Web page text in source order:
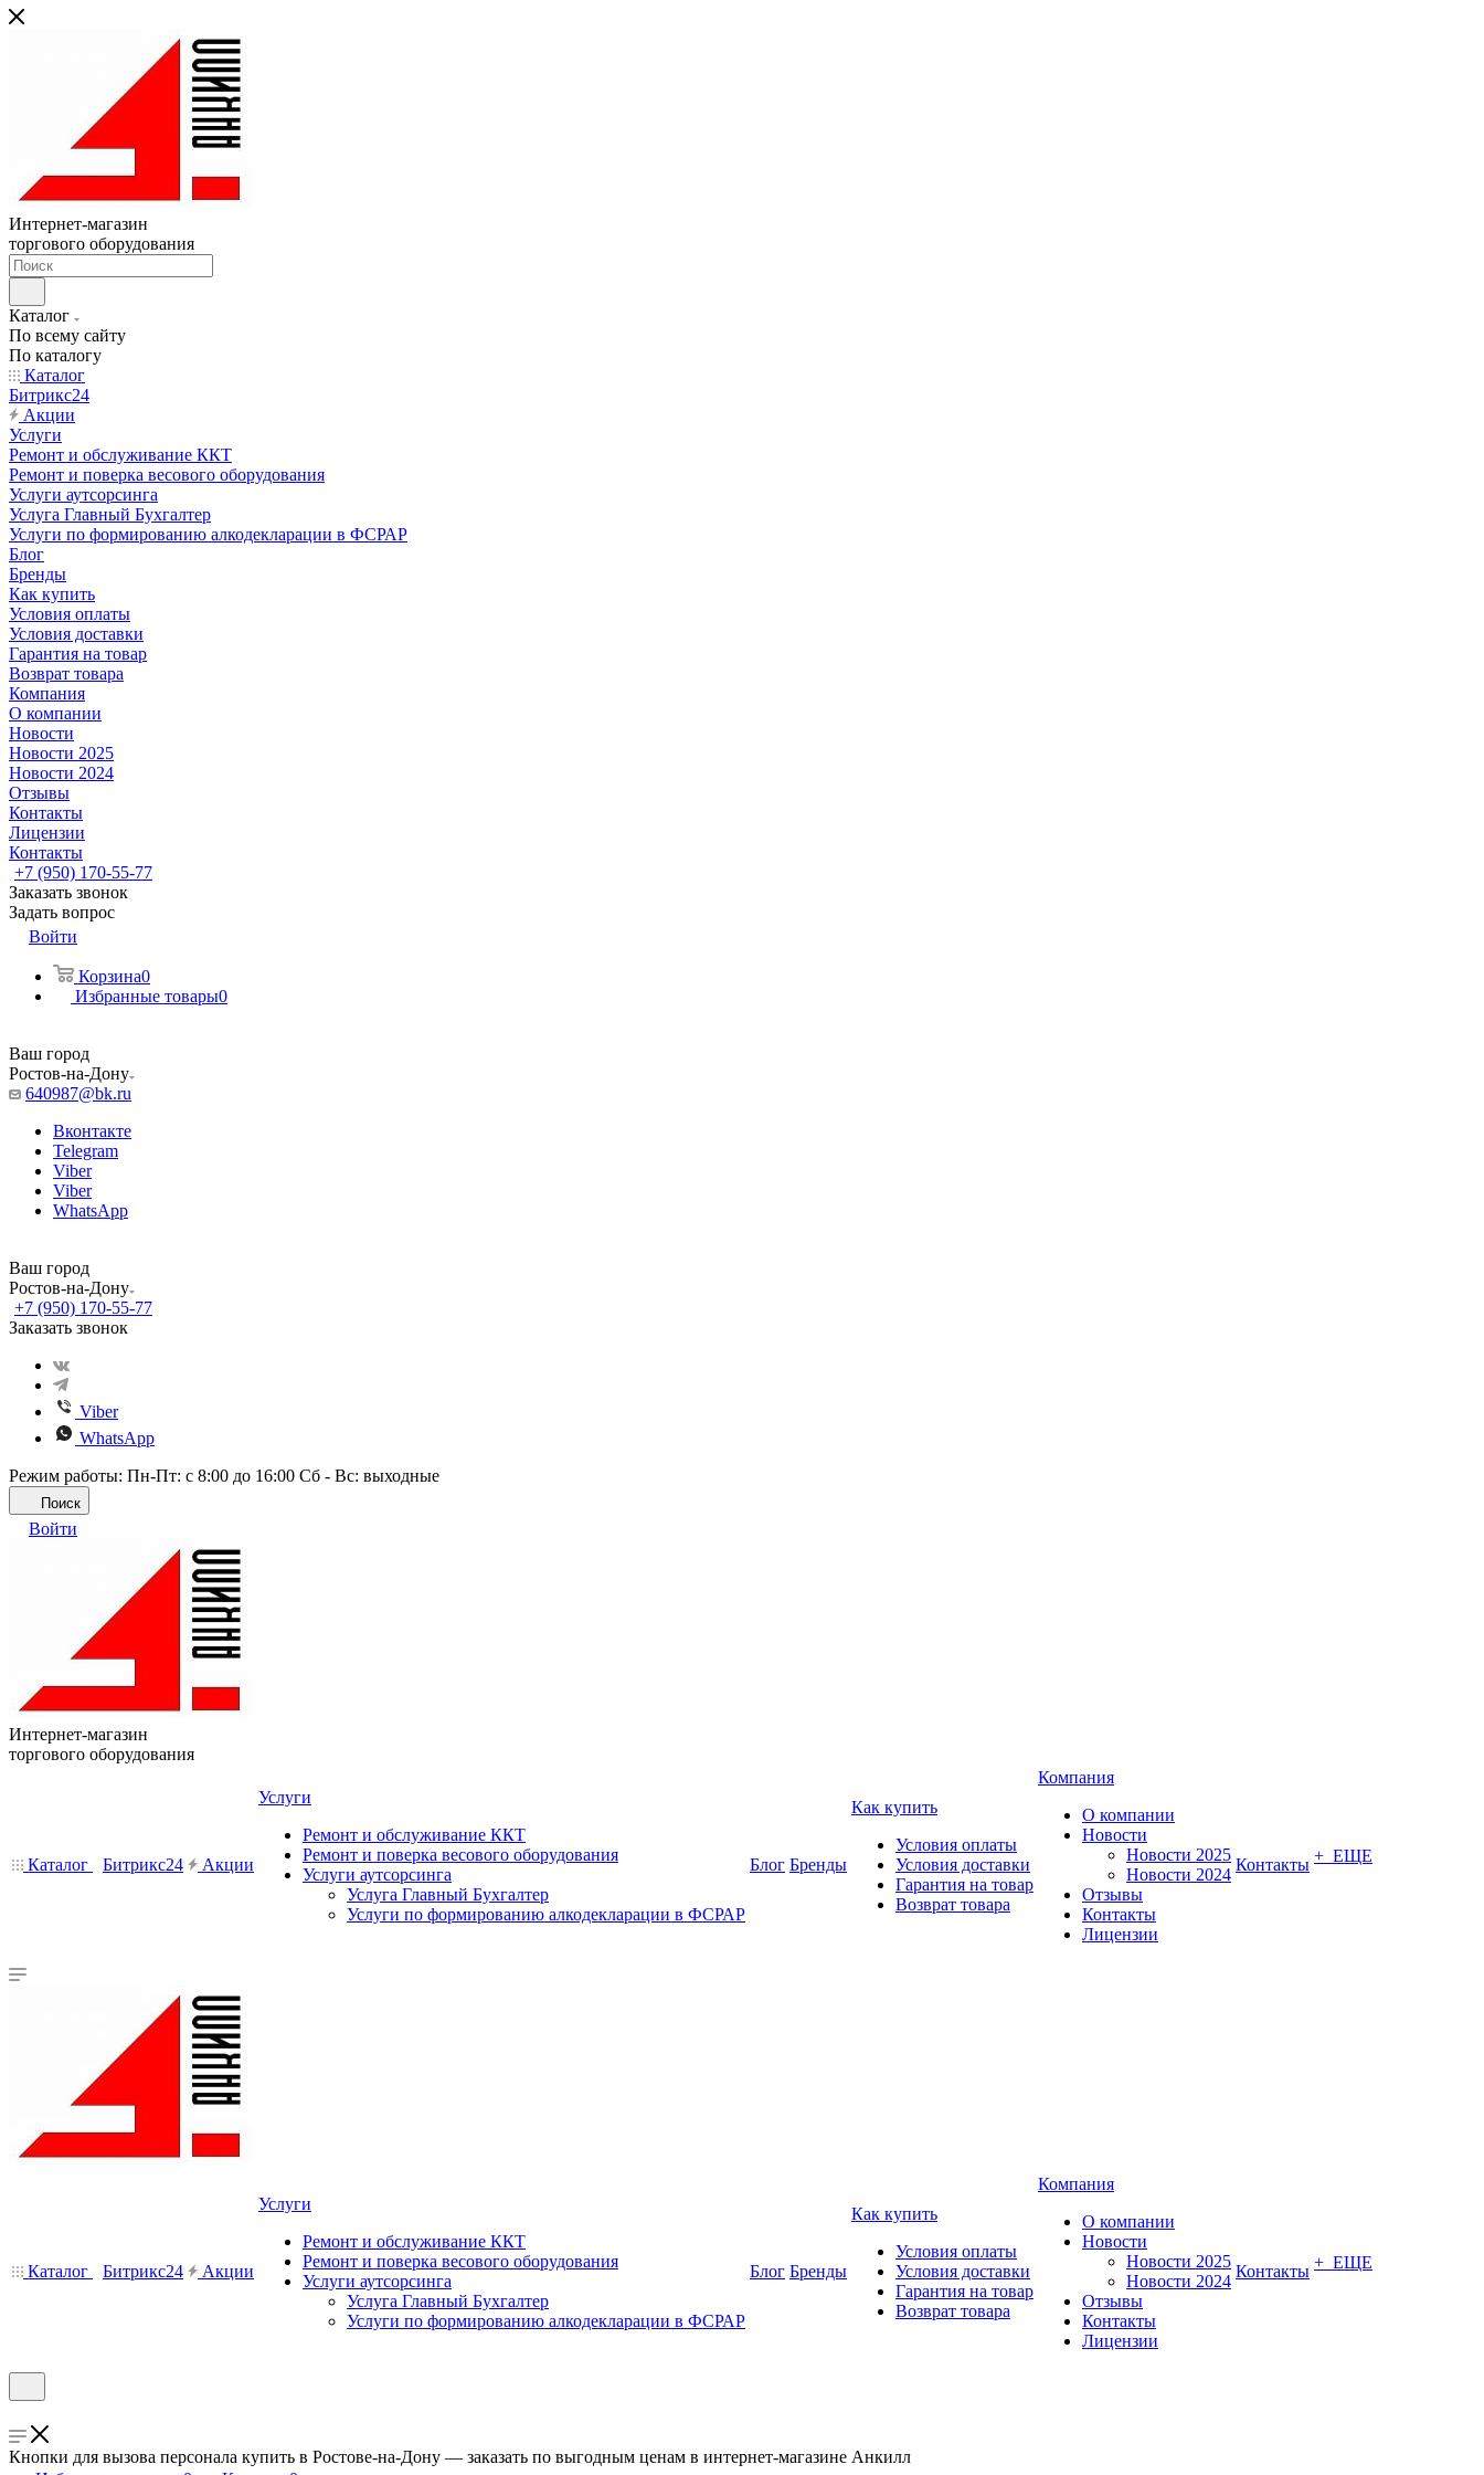
Интернет-магазин
торгового оборудования
Каталог
По всему сайту
По каталогу
Каталог
Битрикс24
Акции
Услуги
Ремонт и обслуживание ККТ
Ремонт и поверка весового оборудования
Услуги аутсорсинга
Услуга Главный Бухгалтер
Услуги по формированию алкодекларации в ФСРАР
Блог
Бренды
Как купить
Условия оплаты
Условия доставки
Гарантия на товар
Возврат товара
Компания
О компании
Новости
Новости 2025
Новости 2024
Отзывы
Контакты
Лицензии
Контакты
+7 (950) 170-55-77
Заказать звонок
Задать вопрос
Войти
Корзина0
Избранные товары0
Ваш город
Ростов-на-Дону
640987@bk.ru
Вконтакте
Telegram
Viber
Viber
WhatsApp
Ваш город
Ростов-на-Дону
+7 (950) 170-55-77
Заказать звонок
Viber
WhatsApp
Режим работы: Пн-Пт: с 8:00 до 16:00 Сб - Вс: выходные
Поиск
Войти
Интернет-магазин
торгового оборудования
Каталог Битрикс24 Акции
Услуги
Ремонт и обслуживание ККТ
Ремонт и поверка весового оборудования
Услуги аутсорсинга
Услуга Главный Бухгалтер
Услуги по формированию алкодекларации в ФСРАР
Блог Бренды
Как купить
Условия оплаты
Условия доставки
Гарантия на товар
Возврат товара
Компания
О компании
Новости
Новости 2025
Новости 2024
Отзывы
Контакты
Лицензии
Контакты + ЕЩЕ
Каталог Битрикс24 Акции
Услуги
Ремонт и обслуживание ККТ
Ремонт и поверка весового оборудования
Услуги аутсорсинга
Услуга Главный Бухгалтер
Услуги по формированию алкодекларации в ФСРАР
Блог Бренды
Как купить
Условия оплаты
Условия доставки
Гарантия на товар
Возврат товара
Компания
О компании
Новости
Новости 2025
Новости 2024
Отзывы
Контакты
Лицензии
Контакты + ЕЩЕ
Кнопки для вызова персонала купить в Ростове-на-Дону — заказать по выгодным ценам в интернет-магазине Анкилл